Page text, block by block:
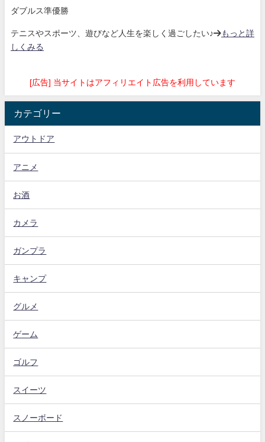
ダブルス準優勝
テニスやスポーツ、遊びなど人生を楽しく過ごしたい♪→もっと詳
しくみる
[広告] 当サイトはアフィリエイト広告を利用しています
カテゴリー
アウトドア
アニメ
お酒
カメラ
ガンプラ
キャンプ
グルメ
ゲーム
ゴルフ
スイーツ
スノーボード